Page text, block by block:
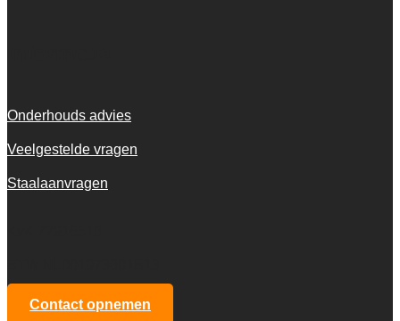
Onderhouds advies
Veelgestelde vragen
Staalaanvragen
Contact opnemen